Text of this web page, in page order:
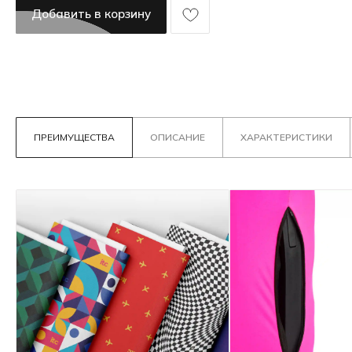
Добавить в корзину
ПРЕИМУЩЕСТВА ОПИСАНИЕ ХАРАКТЕРИСТИКИ